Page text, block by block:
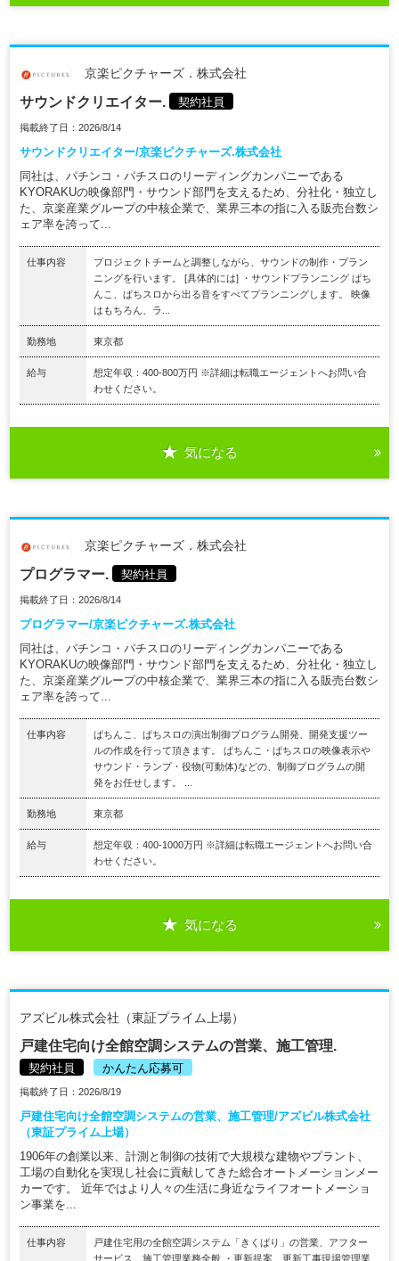
京楽ピクチャーズ．株式会社
サウンドクリエイター. 契約社員
掲載終了日：2026/8/14
サウンドクリエイター/京楽ピクチャーズ.株式会社
同社は、パチンコ・パチスロのリーディングカンパニーである
KYORAKUの映像部門・サウンド部門を支えるため、分社化・独立し
た、京楽産業グループの中核企業で、業界三本の指に入る販売台数シ
ェア率を誇って...
仕事内容
プロジェクトチームと調整しながら、サウンドの制作・プラン
ニングを行います。 [具体的には] ・サウンドプランニング ぱち
んこ、ぱちスロから出る音をすべてプランニングします。 映像
はもちろん、ラ...
勤務地 東京都
給与
想定年収：400-800万円 ※詳細は転職エージェントへお問い合
わせください。
気になる
京楽ピクチャーズ．株式会社
プログラマー. 契約社員
掲載終了日：2026/8/14
プログラマー/京楽ピクチャーズ.株式会社
同社は、パチンコ・パチスロのリーディングカンパニーである
KYORAKUの映像部門・サウンド部門を支えるため、分社化・独立し
た、京楽産業グループの中核企業で、業界三本の指に入る販売台数シ
ェア率を誇って...
仕事内容
ぱちんこ、ぱちスロの演出制御プログラム開発、開発支援ツー
ルの作成を行って頂きます。 ぱちんこ・ぱちスロの映像表示や
サウンド・ランプ・役物(可動体)などの、制御プログラムの開
発をお任せします。 ...
勤務地 東京都
給与
想定年収：400-1000万円 ※詳細は転職エージェントへお問い合
わせください。
気になる
アズビル株式会社（東証プライム上場）
戸建住宅向け全館空調システムの営業、施工管理.
契約社員 かんたん応募可
掲載終了日：2026/8/19
戸建住宅向け全館空調システムの営業、施工管理/アズビル株式会社
（東証プライム上場）
1906年の創業以来、計測と制御の技術で大規模な建物やプラント、
工場の自動化を実現し社会に貢献してきた総合オートメーションメー
カーです。 近年ではより人々の生活に身近なライフオートメーショ
ン事業を...
仕事内容
戸建住宅用の全館空調システム「きくばり」の営業、アフター
サービス、施工管理業務全般 ・更新提案、更新工事現場管理業